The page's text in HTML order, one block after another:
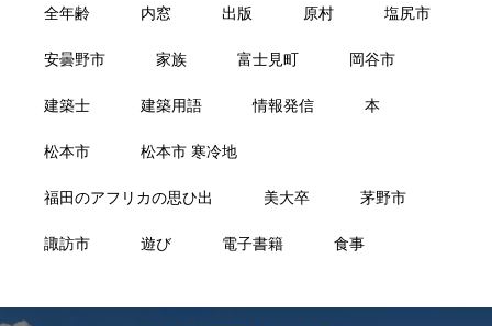
全年齢 内窓 出版 原村 塩尻市
安曇野市 家族 富士見町 岡谷市
建築士 建築用語 情報発信 本
松本市 松本市 寒冷地
福田のアフリカの思ひ出 美大卒 茅野市
諏訪市 遊び 電子書籍 食事